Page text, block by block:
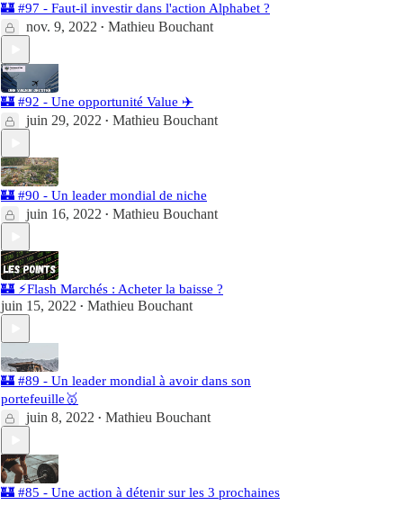
🏰 #97 - Faut-il investir dans l'action Alphabet ?
nov. 9, 2022 • Mathieu Bouchant
🏰 #92 - Une opportunité Value ✈️
juin 29, 2022 • Mathieu Bouchant
🏰 #90 - Un leader mondial de niche
juin 16, 2022 • Mathieu Bouchant
🏰 ⚡️Flash Marchés : Acheter la baisse ?
juin 15, 2022 • Mathieu Bouchant
🏰 #89 - Un leader mondial à avoir dans son
portefeuille🥇
juin 8, 2022 • Mathieu Bouchant
🏰 #85 - Une action à détenir sur les 3 prochaines